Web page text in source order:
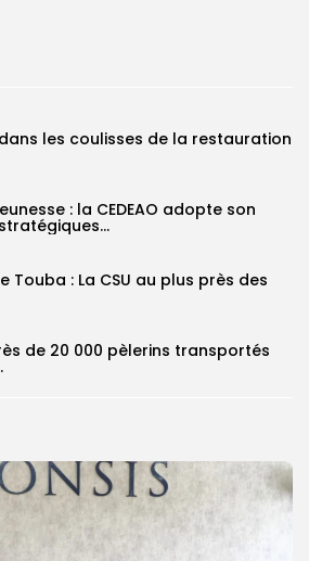
les coulisses de la restauration
: la CEDEAO adopte son
Touba : La CSU au plus près des
de 20 000 pèlerins transportés